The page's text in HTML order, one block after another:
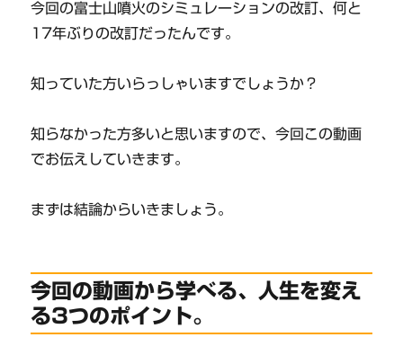
今回の富士山噴火のシミュレーションの改訂、何と
17年ぶりの改訂だったんです。
知っていた方いらっしゃいますでしょうか？
知らなかった方多いと思いますので、今回この動画
でお伝えしていきます。
まずは結論からいきましょう。
今回の動画から学べる、人生を変え
る3つのポイント。